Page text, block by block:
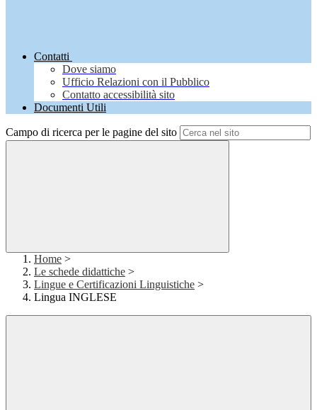
Contatti
Dove siamo
Ufficio Relazioni con il Pubblico
Contatto accessibilità sito
Documenti Utili
Campo di ricerca per le pagine del sito
Home >
Le schede didattiche >
Lingue e Certificazioni Linguistiche >
Lingua INGLESE